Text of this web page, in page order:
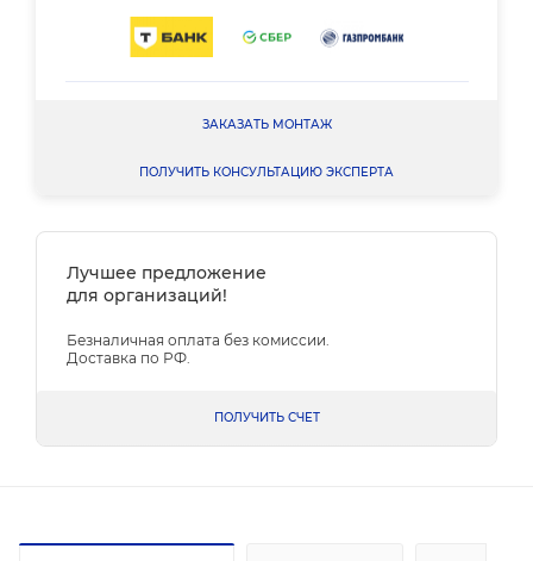
ЗАКАЗАТЬ МОНТАЖ
ПОЛУЧИТЬ КОНСУЛЬТАЦИЮ ЭКСПЕРТА
Лучшее предложение
для организаций!
Безналичная оплата без комиссии.
Доставка по РФ.
ПОЛУЧИТЬ СЧЕТ